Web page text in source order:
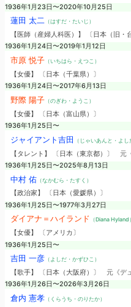
1936年1月23日〜2020年10月25日
蓮田 太二（はすだ・たいじ）
【医師（産婦人科医）】 〔日本（旧・
1936年1月24日〜2019年1月12日
市原 悦子（いちはら・えつこ）
【女優】 〔日本（千葉県）〕
1936年1月24日〜2017年6月13日
野際 陽子（のぎわ・ようこ）
【女優】 〔日本（富山県）〕
1936年1月25日〜
ジャイアント吉田 （じゃいあんと・よし
【タレント】 〔日本（東京都）〕 元
1936年1月25日〜2025年8月13日
中村 佑（なかむら・たすく）
【政治家】 〔日本（愛媛県）〕
1936年1月25日〜1977年3月27日
ダイアナ＝ハイランド （Diana Hyland）
【女優】 〔アメリカ〕
1936年1月25日〜
吉田 一彦（よしだ・かずひこ）
【歌手】 〔日本（大阪府）〕 元《デ
1936年1月26日〜2026年3月26日
倉内 憲孝（くらうち・のりたか）